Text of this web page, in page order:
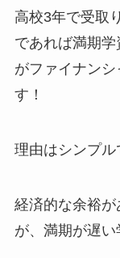
高校3年で受取
であれば満期
がファイナン
す！
理由はシンプル
経済的な余裕
が、満期が遅い